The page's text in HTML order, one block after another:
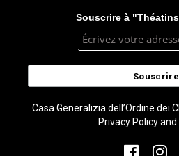
Souscrire à
Casa Generalizia dell’Ordine dei
Privacy Policy and